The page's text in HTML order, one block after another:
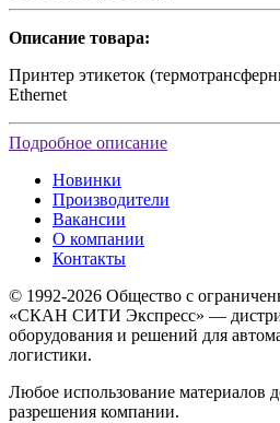
Описание товара:
Принтер этикеток
Ethernet
Подробное описание
Новинки
Производители
Вакансии
О компании
Контакты
© 1992-2026 Общество с
«СКАН СИТИ Экспресс» —
оборудования и решений для
логистики.
Любое использование материалов
разрешения компании.